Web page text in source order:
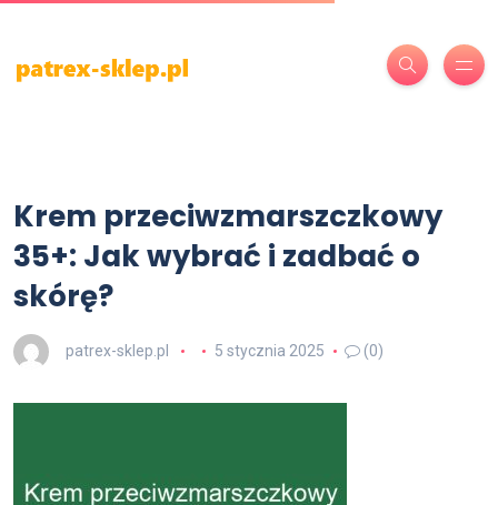
Krem przeciwzmarszczkowy
35+: Jak wybrać i zadbać o
skórę?
patrex-sklep.pl 5 stycznia 2025 (0)